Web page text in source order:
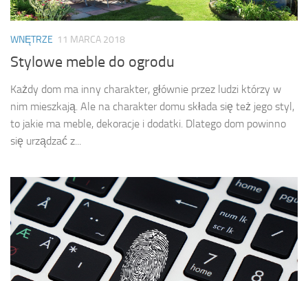
WNĘTRZE 11 MARCA 2018
Stylowe meble do ogrodu
Każdy dom ma inny charakter, głównie przez ludzi którzy w
nim mieszkają. Ale na charakter domu składa się też jego styl,
to jakie ma meble, dekoracje i dodatki. Dlatego dom powinno
się urządzać z...